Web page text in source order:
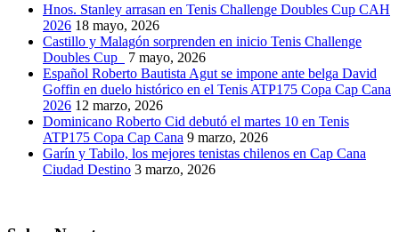
Hnos. Stanley arrasan en Tenis Challenge Doubles Cup CAH
2026 18 mayo, 2026
Castillo y Malagón sorprenden en inicio Tenis Challenge
Doubles Cup
7 mayo, 2026
Español Roberto Bautista Agut se impone ante belga David
Goffin en duelo histórico en el Tenis ATP175 Copa Cap Cana
2026 12 marzo, 2026
Dominicano Roberto Cid debutó el martes 10 en Tenis
ATP175 Copa Cap Cana 9 marzo, 2026
Garín y Tabilo, los mejores tenistas chilenos en Cap Cana
Ciudad Destino 3 marzo, 2026